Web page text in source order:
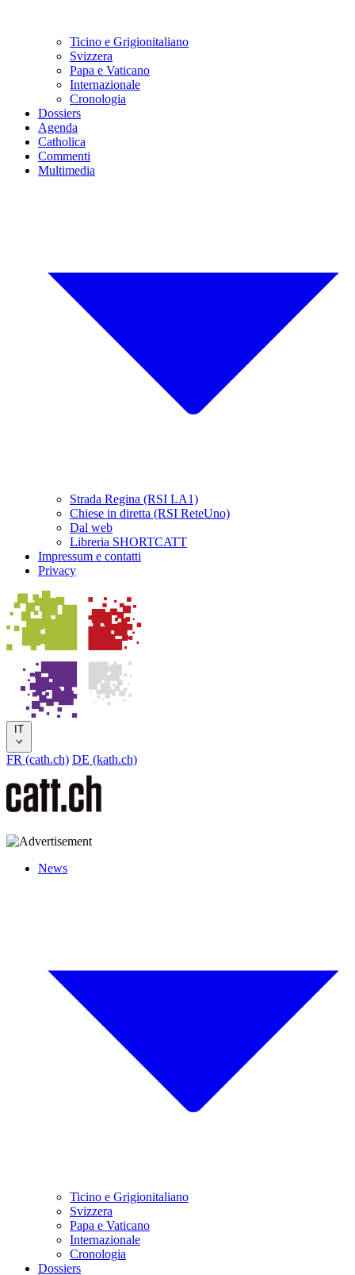
Ticino e Grigionitaliano
Svizzera
Papa e Vaticano
Internazionale
Cronologia
Dossiers
Agenda
Catholica
Commenti
Multimedia
Strada Regina (RSI LA1)
Chiese in diretta (RSI ReteUno)
Dal web
Libreria SHORTCATT
Impressum e contatti
Privacy
IT
FR (cath.ch) DE (kath.ch)
News
Ticino e Grigionitaliano
Svizzera
Papa e Vaticano
Internazionale
Cronologia
Dossiers